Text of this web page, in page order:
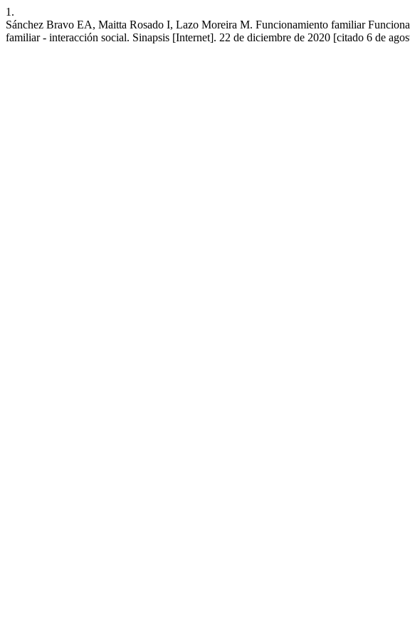
1.
Sánchez Bravo EA, Maitta Rosado I, Lazo Moreira M. Funcionamiento familiar
familiar - interacción social. Sinapsis [Internet]. 22 de diciembre de 2020 [citado 6 de